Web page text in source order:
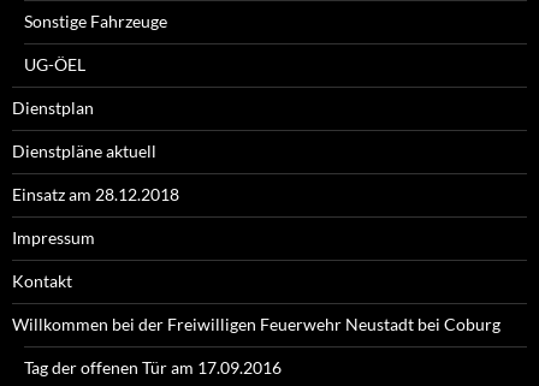
Sonstige Fahrzeuge
UG-ÖEL
Dienstplan
Dienstpläne aktuell
Einsatz am 28.12.2018
Impressum
Kontakt
Willkommen bei der Freiwilligen Feuerwehr Neustadt bei Coburg
Tag der offenen Tür am 17.09.2016